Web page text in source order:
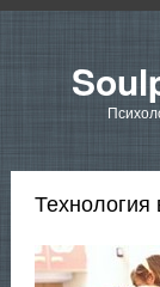
Технология